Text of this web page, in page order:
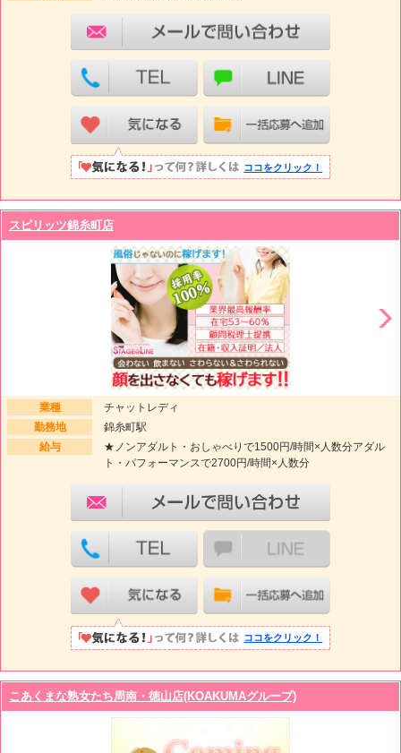
ココをクリック！
スピリッツ錦糸町店
業種
チャットレディ
勤務地
錦糸町駅
給与
★ノンアダルト・おしゃべりで1500円/時間×人数分アダル
ト・パフォーマンスで2700円/時間×人数分
ココをクリック！
こあくまな熟女たち周南・徳山店(KOAKUMAグループ)